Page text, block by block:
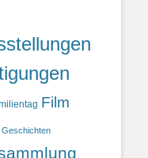
Film
Geschichten